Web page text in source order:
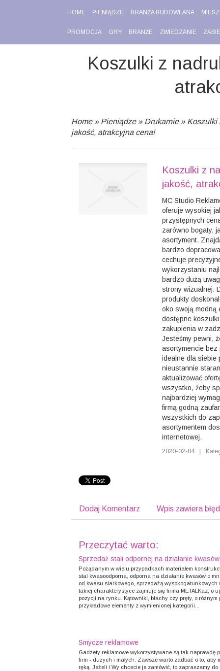
HOME PIENIĄDZE BRANŻA BUDOWLANA
PROMOCJA GRY BRANŻE ZWIEDZANIE
Koszulki z
Home» Pieniądze» Drukarnie» Koszulki
jakość, atrakcyjna cena!
Koszulki z
jakość,
MC Studio
oferuje wysokiej
przystępnych
zarówno bogaty,
asortyment.
bardzo
cechuje
wykorzystaniu
bardzo dużą
strony wizualnej.
produkty
oko swoją modną
dostępne
zakupienia w
Jesteśmy pewni,
asortymencie bez
idealne dla siebie
nieustannie
aktualizować
wszystko, żeby
najbardziej
firmą godną
wszystkich do
asortymentem
internetowej.
2020-02-04 |
Dodaj Komentarz Wpis zawiera
Przeczytać warto:
Sprzedaż stali odpornej na działanie kwasów
Pożądanym w wielu przypadkach materiałem
stal kwasoodporna, odporna na działanie kwasów o
od kwasu siarkowego, sprzedażą wysokogatunkowych
takiej charakterystyce zajmuje się firma METALKaz, o
pozycji na rynku. Kątowniki, blachy czy pręty, o różnym
przykładowe elementy z wymienionej kategorii...
Smycze reklamowe
Gadżety reklamowe wykorzystywane są tak naprawdę
firm - dużych i małych. Zawsze warto zadbać o to, aby
ręką. Jeżeli i Wy chcecie je zamówić, to zapraszamy do